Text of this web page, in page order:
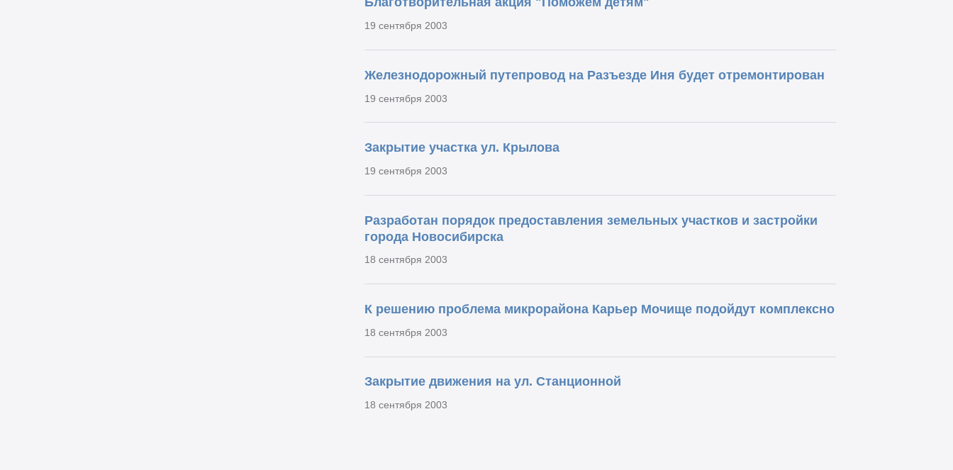
19 сентября 2003
Железнодорожный путепровод на Разъезде Иня будет отремонтирован
19 сентября 2003
Закрытие участка ул. Крылова
19 сентября 2003
Разработан порядок предоставления земельных участков и застройки
города Новосибирска
18 сентября 2003
К решению проблема микрорайона Карьер Мочище подойдут комплексно
18 сентября 2003
Закрытие движения на ул. Станционной
18 сентября 2003